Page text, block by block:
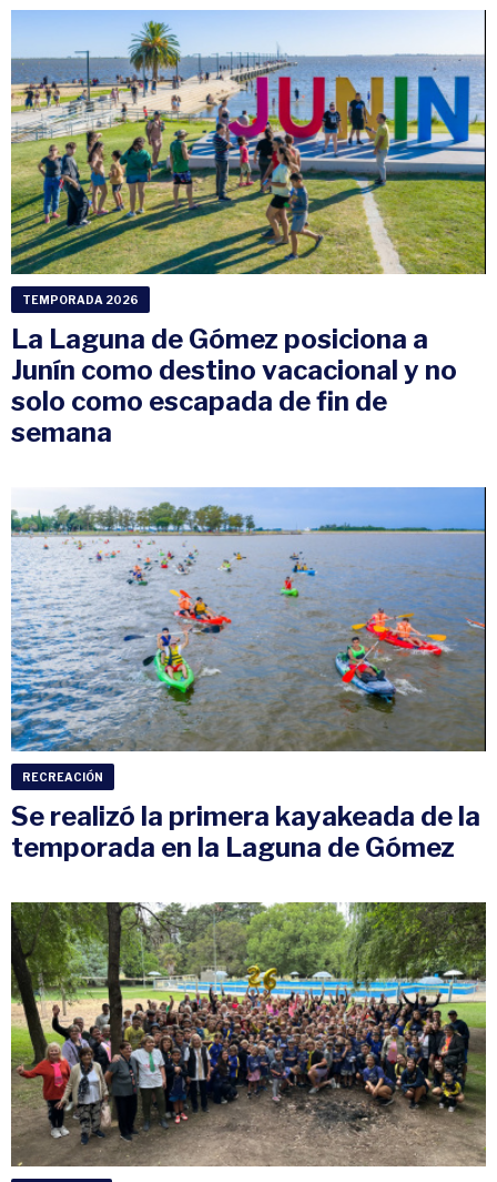
TEMPORADA 2026
La Laguna de Gómez posiciona a
Junín como destino vacacional y no
solo como escapada de fin de
semana
RECREACIÓN
Se realizó la primera kayakeada de la
temporada en la Laguna de Gómez